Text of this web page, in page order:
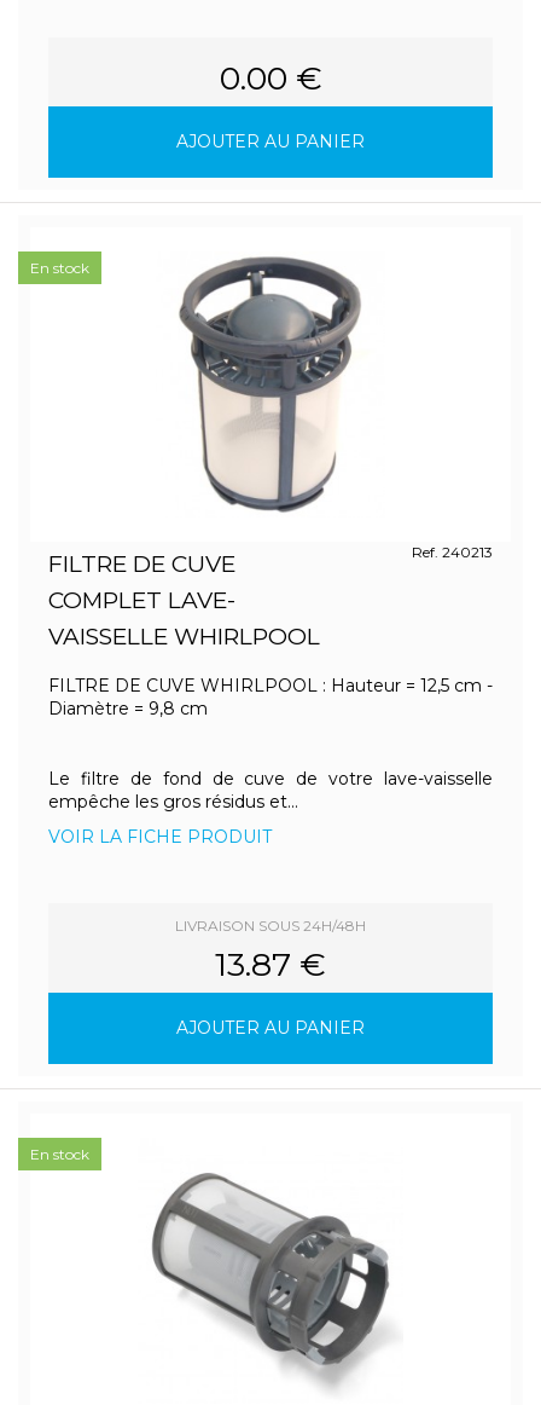
0.00 €
AJOUTER AU PANIER
FILTRE DE CUVE
COMPLET LAVE-
VAISSELLE WHIRLPOOL
Ref. 240213
FILTRE DE CUVE WHIRLPOOL : Hauteur = 12,5 cm -
Diamètre = 9,8 cm
Le filtre de fond de cuve de votre lave-vaisselle
empêche les gros résidus et...
VOIR LA FICHE PRODUIT
LIVRAISON SOUS 24H/48H
13.87 €
AJOUTER AU PANIER
En stock
En stock